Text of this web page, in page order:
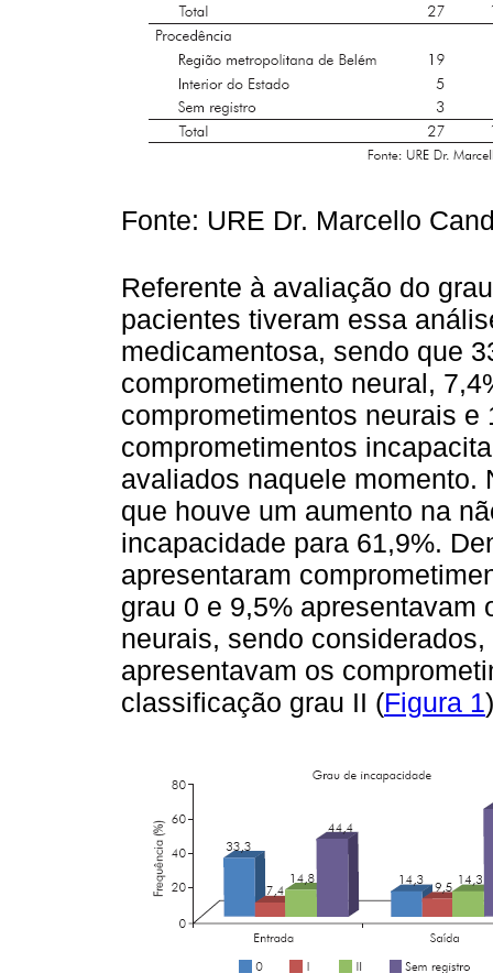
Fonte: URE Dr. Marcello
Referente à avaliação do
pacientes tiveram essa
medicamentosa, sendo que
comprometimento neural,
comprometimentos neurais e
comprometimentos
avaliados naquele momento.
que houve um aumento na
incapacidade para 61,9%.
apresentaram
grau 0 e 9,5% apresentavam
neurais, sendo
apresentavam os
classificação grau II (Figura 1